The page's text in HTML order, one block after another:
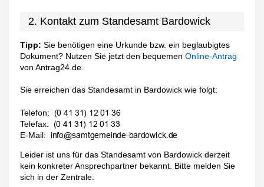
2. Kontakt zum Standesamt Bardowick
Tipp: Sie benötigen eine Urkunde bzw. ein beglaubigtes
Dokument? Nutzen Sie jetzt den bequemenOnline-Antrag
von Antrag24.de.
Sie erreichen das Standesamt in Bardowick wie folgt:
Telefon:
Telefax:
E-Mail:
Leider ist uns für das Standesamt von Bardowick derzeit
kein konkreter Ansprechpartner bekannt. Bitte melden Sie
sich in der Zentrale.